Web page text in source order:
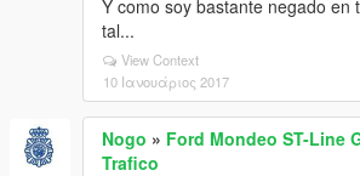
Y como soy bastante negado en
tal...
View Context
10 Ιανουάριος 2017
Nogo » Ford Mondeo ST-Line
Trafico